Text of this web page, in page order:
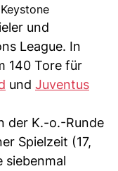
und
League. In
140 Tore für
und Juventus
der K.-o.-Runde
Spielzeit (17,
siebenmal